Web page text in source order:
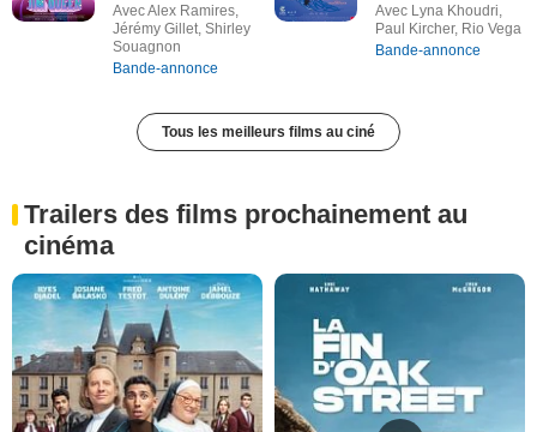
Avec Alex Ramires,
Jérémy Gillet, Shirley
Souagnon
Bande-annonce
Avec Lyna Khoudri,
Paul Kircher, Rio Vega
Bande-annonce
Tous les meilleurs films au ciné
Trailers des films prochainement au
cinéma